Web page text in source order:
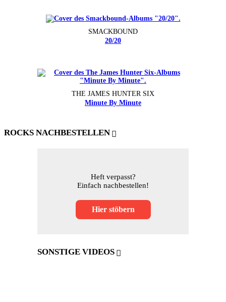
SMACKBOUND
20/20
THE JAMES HUNTER SIX
Minute By Minute
ROCKS NACHBESTELLEN
Heft verpasst?
Einfach nachbestellen!
Hier stöbern
SONSTIGE VIDEOS